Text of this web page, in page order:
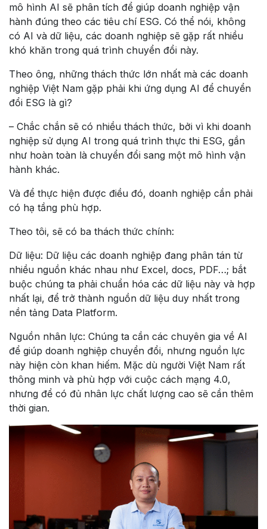
mô hình AI sẽ phân tích để giúp doanh nghiệp vận
hành đúng theo các tiêu chí ESG. Có thể nói, không
có AI và dữ liệu, các doanh nghiệp sẽ gặp rất nhiều
khó khăn trong quá trình chuyển đổi này.
Theo ông, những thách thức lớn nhất mà các doanh
nghiệp Việt Nam gặp phải khi ứng dụng AI để chuyển
đổi ESG là gì?
– Chắc chắn sẽ có nhiều thách thức, bởi vì khi doanh
nghiệp sử dụng AI trong quá trình thực thi ESG, gần
như hoàn toàn là chuyển đổi sang một mô hình vận
hành khác.
Và để thực hiện được điều đó, doanh nghiệp cần phải
có hạ tầng phù hợp.
Theo tôi, sẽ có ba thách thức chính:
Dữ liệu: Dữ liệu các doanh nghiệp đang phân tán từ
nhiều nguồn khác nhau như Excel, docs, PDF…; bắt
buộc chúng ta phải chuẩn hóa các dữ liệu này và hợp
nhất lại, để trở thành nguồn dữ liệu duy nhất trong
nền tảng Data Platform.
Nguồn nhân lực: Chúng ta cần các chuyên gia về AI
để giúp doanh nghiệp chuyển đổi, nhưng nguồn lực
này hiện còn khan hiếm. Mặc dù người Việt Nam rất
thông minh và phù hợp với cuộc cách mạng 4.0,
nhưng để có đủ nhân lực chất lượng cao sẽ cần thêm
thời gian.